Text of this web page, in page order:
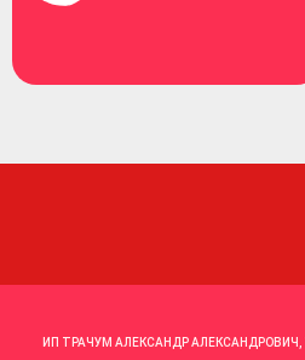
ИП ТРАЧУМ АЛЕКСАНДР АЛЕКСАНДРОВИЧ,